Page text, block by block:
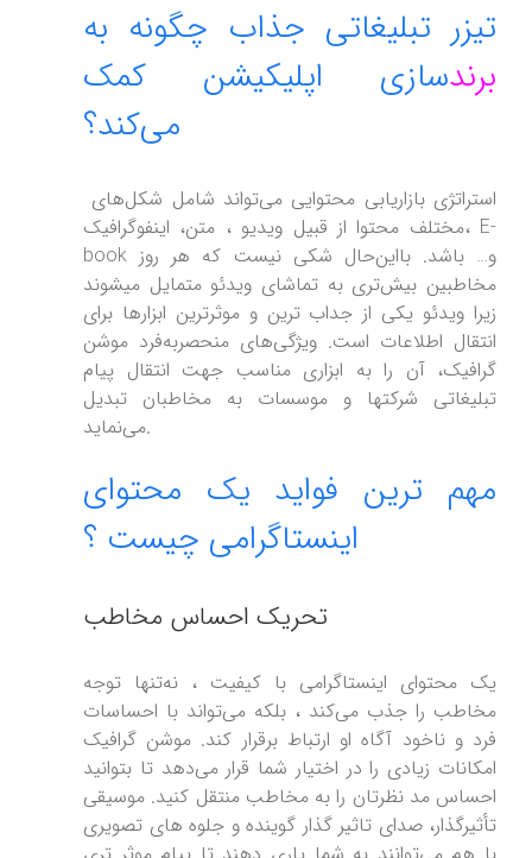
تیزر تبلیغاتی جذاب چگونه به
برندسازی اپلیکیشن کمک
می‌کند؟
مختلف محتوا از قبیل ویدیو ، متن، اینفوگرافیک، E-
book و… باشد. بااین‌حال شکی نیست که هر روز
مخاطبین بیش‌تری به تماشای ویدئو متمایل میشوند
زیرا ویدئو یکی از جداب ترین و موثرترین ابزارها برای
انتقال اطلاعات است. ویژگی‌های منحصربه‌فرد موشن
گرافیک، آن را به ابزاری مناسب جهت انتقال پیام
تبلیغاتی شرکتها و موسسات به مخاطبان تبدیل
می‌نماید.
مهم ترین فواید یک محتوای
اینستاگرامی چیست ؟
تحریک احساس مخاطب
یک محتوای اینستاگرامی با کیفیت ، نه‌تنها توجه
مخاطب را جذب می‌کند ، بلکه می‌تواند با احساسات
فرد و ناخود آگاه او ارتباط برقرار کند. موشن گرافیک
امکانات زیادی را در اختیار شما قرار می‌دهد تا بتوانید
احساس مد نظرتان را به مخاطب منتقل کنید. موسیقی
تأثیرگذار، صدای تاثیر گذار گوینده و جلوه های تصویری